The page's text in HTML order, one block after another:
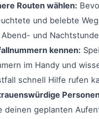
Routen wählen:
und belebte
und
kennen:
im Handy und
schnell Hilfe rufen
deinen geplanten